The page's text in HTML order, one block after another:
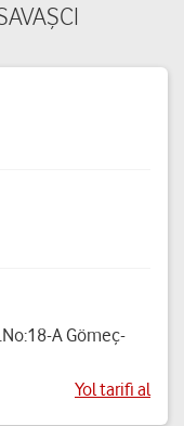
A Gömeç-
Yol tarifi al